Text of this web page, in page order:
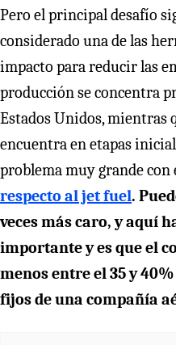
Pero el principal desafío
considerado una de las
impacto para reducir las
producción se concentra
Estados Unidos, mientras
encuentra en etapas
problema muy grande con
respecto al jet fuel.
veces más caro, y aquí
importante y es que el
menos entre el 35 y
fijos de una compañía